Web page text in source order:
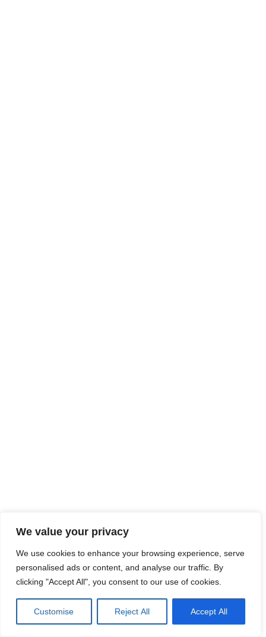
We value your privacy
We use cookies to enhance your browsing experience, serve
personalised ads or content, and analyse our traffic. By
clicking "Accept All", you consent to our use of cookies.
Customise Reject All Accept All